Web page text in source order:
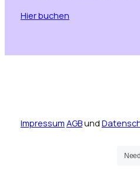
Hier buchen
Impressum AGBund